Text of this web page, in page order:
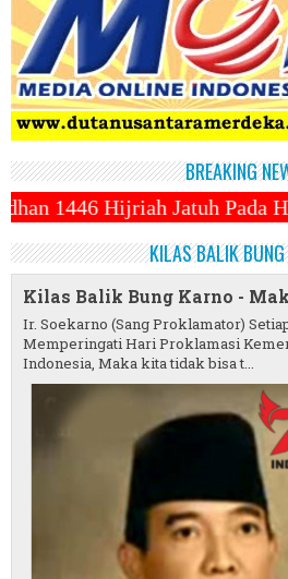
BREAKING
Pada Hari Sabtu 1 Maret
KILAS BALIK
Kilas Balik Bung Karno -
Ir. Soekarno (Sang Proklamator)
Memperingati Hari Proklamasi
Indonesia, Maka kita tidak bisa t...